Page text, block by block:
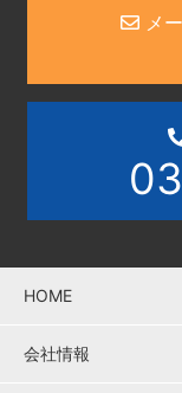
メ
HOME
会社情報